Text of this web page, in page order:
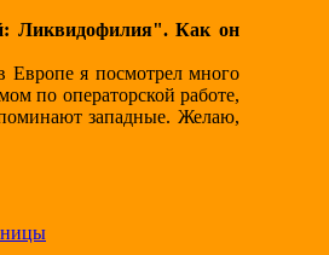
Ликвидофилия". Как он
я посмотрел много
по операторской работе,
западные. Желаю,